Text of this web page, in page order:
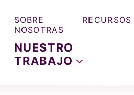
NUESTRO
TRABAJO
SOBRE
NOSOTRAS
RECURSOS